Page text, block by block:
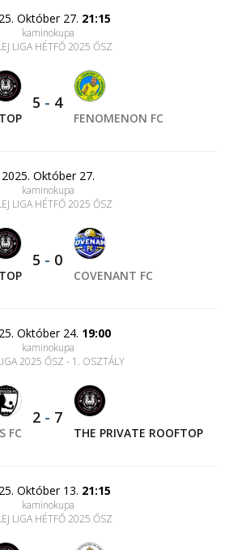
Október 27. 21:15
kaminokupa
LIGA HÉTFŐ 2025 ŐSZ
5 - 4
FENOMENON FC
2025. Október 27.
kaminokupa
LIGA HÉTFŐ 2025 ŐSZ
5 - 0
COVENANT FC
Október 24. 19:00
kaminokupa
2025 ŐSZ - 1. OSZTÁLY
FC
2 - 7
THE PRIVATE ROOFTOP
Október 13. 21:15
kaminokupa
LIGA HÉTFŐ 2025 ŐSZ